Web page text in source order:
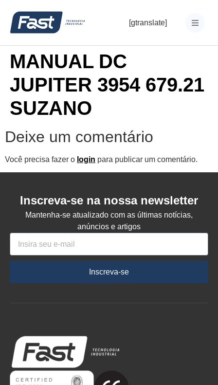
[gtranslate]
MANUAL DC
JUPITER 3954 679.21
SUZANO
Deixe um comentário
Você precisa fazer o login para publicar um comentário.
Inscreva-se na nossa newsletter
Mantenha-se atualizado com as últimas notícias,
anúncios e artigos
Inscreva-se